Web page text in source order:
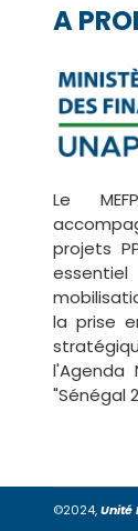
A
Le
projets
la prise
l'Agenda
"Sénégal
©2024,Unité